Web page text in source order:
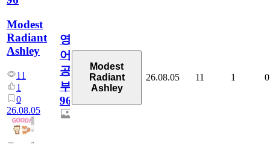
Modest
Radiant
Ashley
11
1
0
26.08.05
영
어
공
부
96
Modest
Radiant
Ashley
26.08.05 11 1 0